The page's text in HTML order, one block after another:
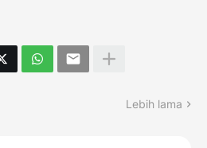
Lebih lama